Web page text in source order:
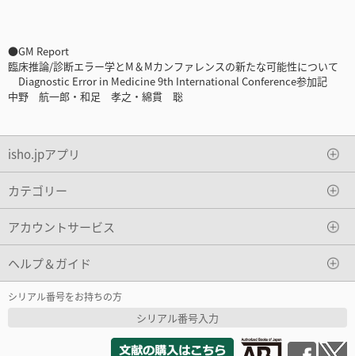
●GM Report
臨床推論/診断エラー学とM＆Mカンファレンスの新たな可能性について
Diagnostic Error in Medicine 9th International Conference参加記
中野 航一郎・和足 孝之・綿貫 聡
isho.jpアプリ
カテゴリー
アカウントサービス
ヘルプ＆ガイド
シリアル番号をお持ちの方
シリアル番号入力